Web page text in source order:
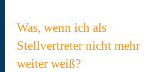
Was, wenn ich als
Stellvertreter nicht mehr
weiter weiß?